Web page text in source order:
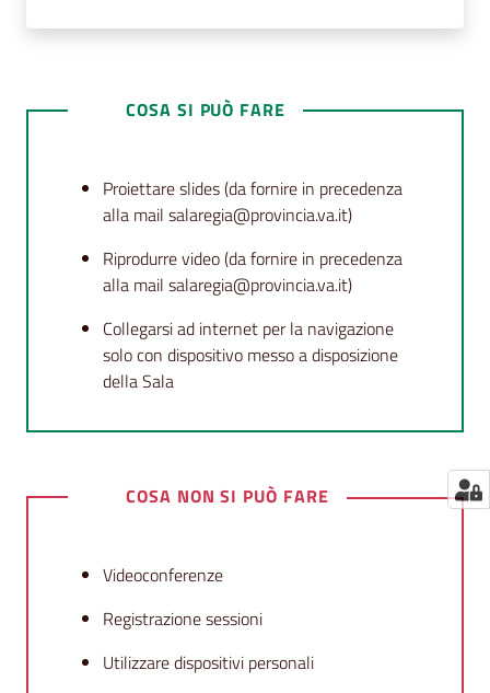
COSA SI PUÒ FARE
Proiettare slides (da fornire in precedenza
alla mail salaregia@provincia.va.it)
Riprodurre video (da fornire in precedenza
alla mail salaregia@provincia.va.it)
Collegarsi ad internet per la navigazione
solo con dispositivo messo a disposizione
della Sala
COSA NON SI PUÒ FARE
Videoconferenze
Registrazione sessioni
Utilizzare dispositivi personali